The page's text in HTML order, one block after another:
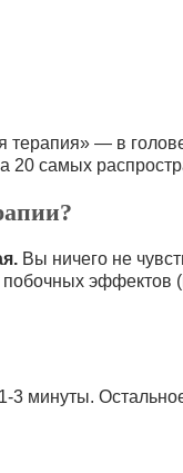
терапия» — в
20 самых
Вы ничего не
эффектов
3 минуты.